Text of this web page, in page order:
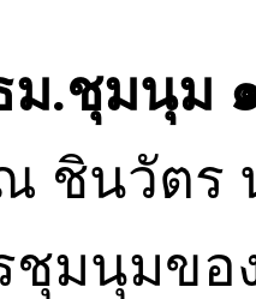
ม.ชุมนุม
ชินวัตร
ชุมนุมขอ